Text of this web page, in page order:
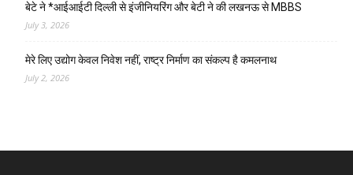
बेटे ने *आईआईटी दिल्ली से इंजीनियरिंग और बेटी ने की लखनऊ से MBBS
July 3, 2026
मेरे लिए उद्योग केवल निवेश नहीं, राष्ट्र निर्माण का संकल्प है कमलनाथ
July 2, 2026